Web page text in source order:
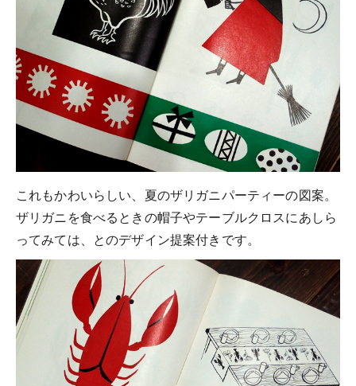
これもかわいらしい、夏のザリガニパーティーの図案。
ザリガニを食べるときの帽子やテーブルクロスにあしら
ってみては、とのデザイン提案付きです。